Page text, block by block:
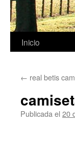
Saltar
contenido
Inicio
← real betis
Publicada el 20